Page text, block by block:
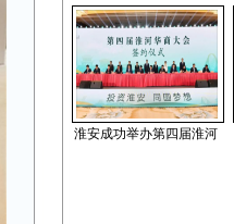
淮安成功举办第四届淮河